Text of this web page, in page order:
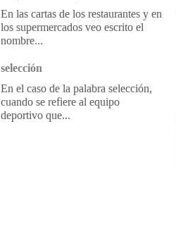
En las cartas de los restaurantes y en
los supermercados veo escrito el
nombre...
selección
En el caso de la palabra selección,
cuando se refiere al equipo
deportivo que...